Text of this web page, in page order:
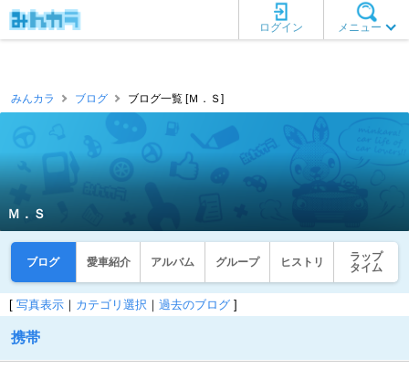
メニュー
ログイン
みんカラ ブログ ブログ一覧 [Ｍ．Ｓ]
Ｍ．Ｓ
ブログ 愛車紹介 アルバム グループ ヒストリ
ラップ
タイム
[ 写真表示 ｜ カテゴリ選択 ｜ 過去のブログ ]
携帯